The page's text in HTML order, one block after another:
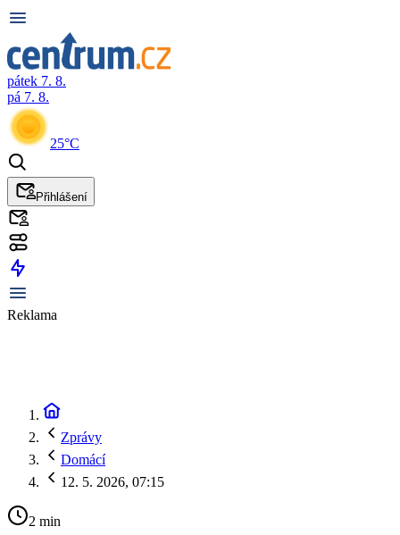
pátek 7. 8.
pá 7. 8.
25°C
Přihlášení
Reklama
Zprávy
Domácí
12. 5. 2026, 07:15
2 min